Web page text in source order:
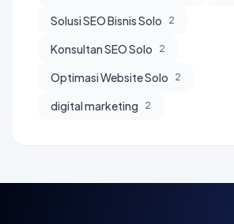
Solusi SEO Bisnis Solo 2
Konsultan SEO Solo 2
Optimasi Website Solo 2
digital marketing 2